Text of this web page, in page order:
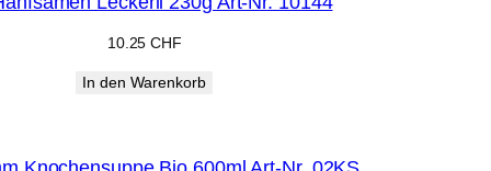
10.25CHF
In den Warenkorb